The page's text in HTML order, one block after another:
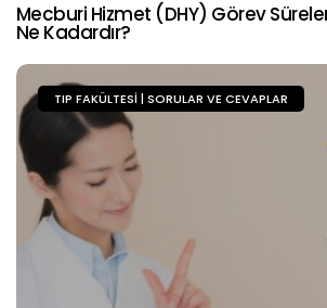
Mecburi Hizmet (DHY) Görev
Ne Kadardır?
TIP FAKÜLTESI | SORULAR VE